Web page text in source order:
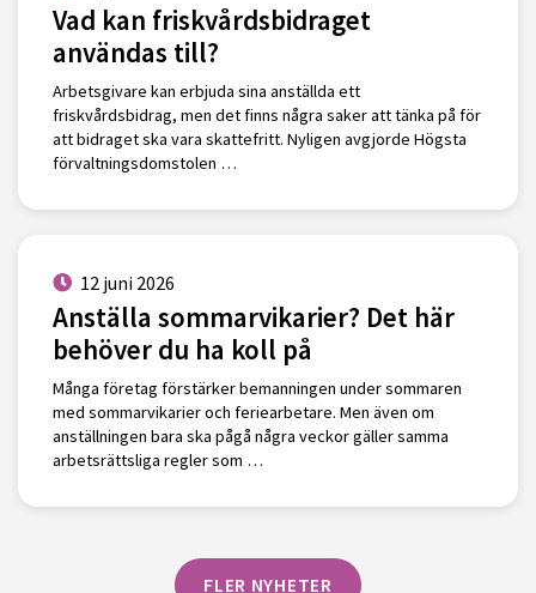
Vad kan friskvårdsbidraget
användas till?
Arbetsgivare kan erbjuda sina anställda ett
friskvårdsbidrag, men det finns några saker att tänka på för
att bidraget ska vara skattefritt. Nyligen avgjorde Högsta
förvaltningsdomstolen …
12 juni 2026
Anställa sommarvikarier? Det här
behöver du ha koll på
Många företag förstärker bemanningen under sommaren
med sommarvikarier och feriearbetare. Men även om
anställningen bara ska pågå några veckor gäller samma
arbetsrättsliga regler som …
FLER NYHETER